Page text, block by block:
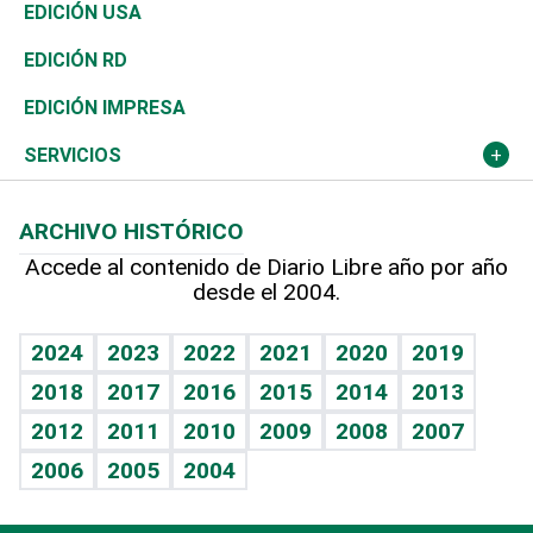
África
Ocenanía
Caribe
Resto del mundo
Vivienda
Telecom.
Global y variable
Economía personal
Buena Vida
Sociales
Novedades
Podcast Arte Libre
Hablando con el pediatra
Vida y familia
Eñe
Celebrando la vida
Sin complejos
Ciclismo
Tenis
Olimpismo
Más deportes
TBT Deportivo
En Directo
El Espía
Noticiero Poteleche
Columnistas
Más firmas
Tecnología
Historia
Martes de tecnología
Cambio climático
Economía
Revista
Deportes
Opinión
Hecho en casa
Guía del dinero
EDICIÓN USA
EDICIÓN RD
EDICIÓN IMPRESA
SERVICIOS
Cumpleaños
Horóscopos
Crucigramas
ARCHIVO HISTÓRICO
Accede al contenido de Diario Libre año por año
desde el 2004.
2024 2023 2022 2021 2020
2019
2018
2017 2016 2015 2014
2013
2012
2011 2010 2009 2008
2007
2006
2005 2004